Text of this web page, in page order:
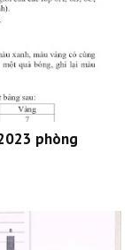
phòng